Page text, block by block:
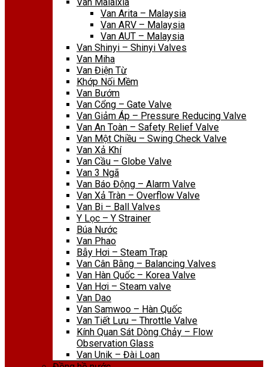
Van Arita – Malaysia
Van ARV – Malaysia
Van AUT – Malaysia
Van Shinyi – Shinyi Valves
Van Miha
Van Điện Từ
Khớp Nối Mềm
Van Bướm
Van Cổng – Gate Valve
Van Giảm Áp – Pressure Reducing Valve
Van An Toàn – Safety Relief Valve
Van Một Chiều – Swing Check Valve
Van Xả Khí
Van Cầu – Globe Valve
Van 3 Ngã
Van Báo Động – Alarm Valve
Van Xả Tràn – Overflow Valve
Van Bi – Ball Valves
Y Lọc – Y Strainer
Búa Nước
Van Phao
Bẫy Hơi – Steam Trap
Van Cân Bằng – Balancing Valves
Van Hàn Quốc – Korea Valve
Van Hơi – Steam valve
Van Dao
Van Samwoo – Hàn Quốc
Van Tiết Lưu – Throttle Valve
Kính Quan Sát Dòng Chảy – Flow
Observation Glass
Van Unik – Đài Loan